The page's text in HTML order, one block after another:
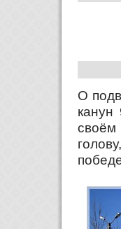
О
своём